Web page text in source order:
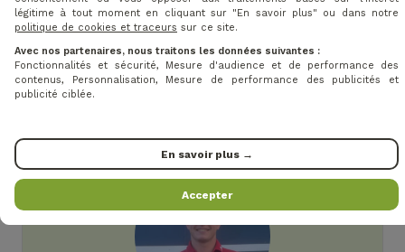
les bras et dans le bas du dos pour une totale
Fermeture zippée double sens.
Deux poches zippées à l’avant.
légitime à tout moment en cliquant sur "En savoir plus" ou dans notre
politique de cookies et traceurs sur ce site.
Avec nos partenaires, nous traitons les données suivantes :
Fonctionnalités et sécurité, Mesure d'audience et de performance des
contenus, Personnalisation, Mesure de performance des publicités et
publicité ciblée.
En savoir plus →
Accepter